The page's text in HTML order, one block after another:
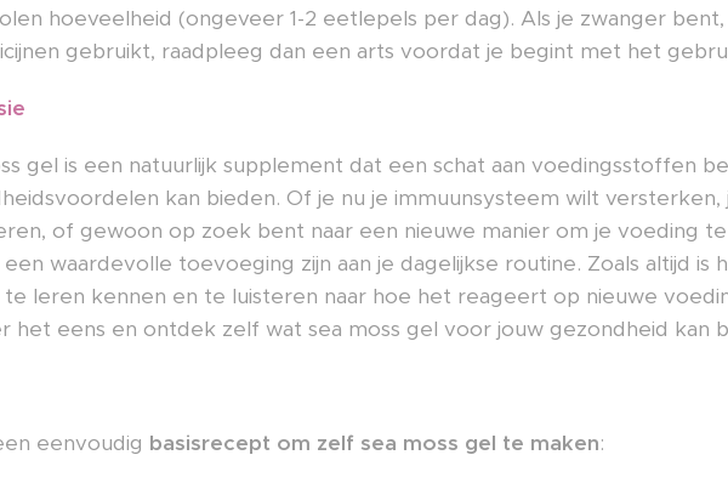
hoeveelheid (ongeveer 1-2 eetlepels per dag). Als je zwanger
gebruikt, raadpleeg dan een arts voordat je begint met het
gel is een natuurlijk supplement dat een schat aan voedingsstoffen
kan bieden. Of je nu je immuunsysteem wilt versterken,
of gewoon op zoek bent naar een nieuwe manier om je voeding te
waardevolle toevoeging zijn aan je dagelijkse routine. Zoals altijd is
te leren kennen en te luisteren naar hoe het reageert op nieuwe
het eens en ontdek zelf wat sea moss gel voor jouw gezondheid kan
eenvoudig basisrecept om zelf sea moss gel te maken: